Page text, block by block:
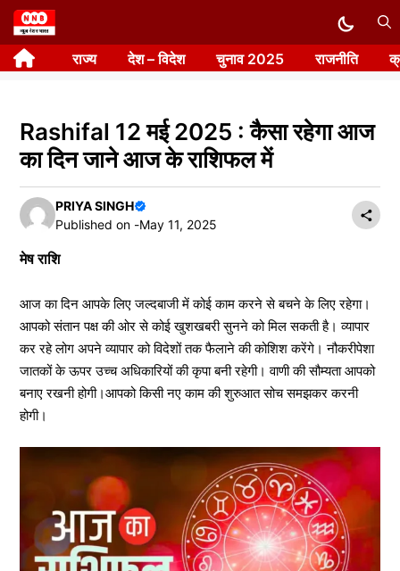
Skip
to
content राज्य देश – विदेश चुनाव 2025 राजनीति
Rashifal 12 मई 2025 : कैसा रहेगा आज
का दिन जाने आज के राशिफल में
PRIYA SINGH
Published on -May 11, 2025
मेष राशि
आज का दिन आपके लिए जल्दबाजी में कोई काम करने से बचने के लिए रहेगा।
आपको संतान पक्ष की ओर से कोई खुशखबरी सुनने को मिल सकती है। व्यापार
कर रहे लोग अपने व्यापार को विदेशों तक फैलाने की कोशिश करेंगे। नौकरीपेशा
जातकों के ऊपर उच्च अधिकारियों की कृपा बनी रहेगी। वाणी की सौम्यता आपको
बनाए रखनी होगी।आपको किसी नए काम की शुरुआत सोच समझकर करनी
होगी।